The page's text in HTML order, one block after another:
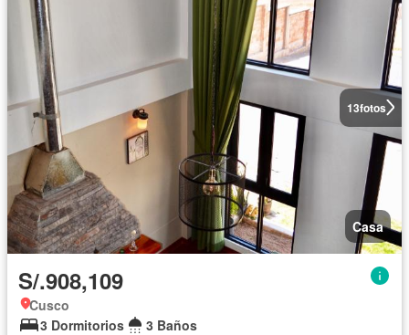
13fotos
Casa
S/.908,109
Cusco
3 Dormitorios
3 Baños